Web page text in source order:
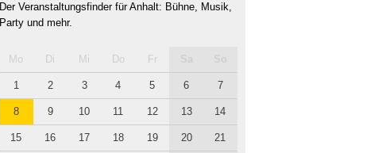
Der Veranstaltungsfinder für Anhalt: Bühne, Musik,
Party und mehr.
Mo Di Mi Do Fr
1 2 3 4 5 6 7
8 9 10 11 12 13 14
15 16 17 18 19 20 21